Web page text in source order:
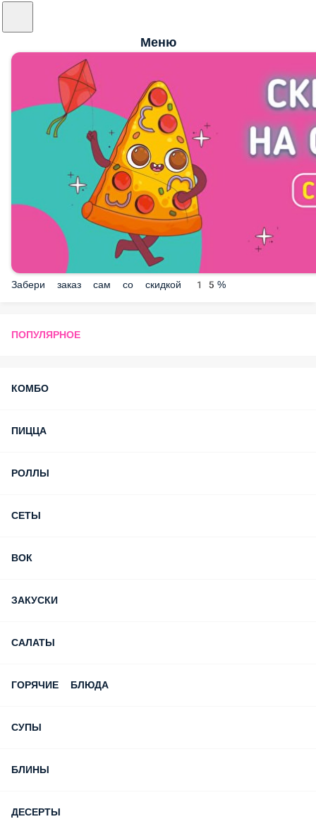
Меню
Забери заказ сам со скидкой 15%
ПОПУЛЯРНОЕ
КОМБО
ПИЦЦА
РОЛЛЫ
СЕТЫ
ВОК
ЗАКУСКИ
САЛАТЫ
ГОРЯЧИЕ БЛЮДА
СУПЫ
БЛИНЫ
ДЕСЕРТЫ